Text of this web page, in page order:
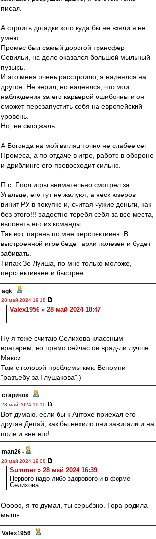
писал.
А строить догадки кого куда бы не взяли я не
умею.
Промес был самый дорогой трансфер
Севильи, на деле оказался большой мыльный
пузырь.
И это меня очень расстроило, я надеялся на
другое. Не верил, но надеялся, что мои
наблюдения за его карьерой ошибочны и он
сможет перезапустить себя на европейский
уровень.
Но, не смог,жаль.
А Богонда на мой взгляд точно не слабее сег
Промеса, а по отдаче в игре, работе в обороне
и дриблинге его превосходит сильно.
П.с. Посл игры внимательно смотрел за
Угальде, его тут не жалуют, а неск юзеров
винит РУ в покупке и, считая чужие деньги, как
без этого!!! радостно теребя себя за все места,
выгонять его из команды.
Так вот, парень по мне перспективен. В
выстроенной игре бедет архи полезен и будет
забивать.
Типаж Зе Луиша, по мне только моложе,
перспективнее и быстрее.
agk -
28 май 2024 19:18
Valex1956 » 28 май 2024 18:47
Ну я тоже считаю Селихова классным
вратарем, но прямо сейчас он вряд-ли лучше
Макси.
Там с головой проблемы кмк. Вспомни
"разъебу за Глушакова";)
старичок -
28 май 2024 19:10
Вот думаю, если бы к Антохе приехал его
друган Депай, как бы нехило они зажигали и на
поле и вне его!
man26 -
28 май 2024 19:08
Summer » 28 май 2024 16:39
Первого надо либо здорового и в форме
Селихова
Ооооо, я то думал, ты серьёзно. Гора родила
мышь.
Valex1956 -